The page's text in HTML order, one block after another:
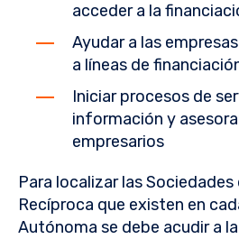
acceder a la
Ayudar a las
a líneas de
Iniciar procesos de
información y
empresarios
Para localizar las Sociedades
Recíproca que existen en
Autónoma se debe acudir a